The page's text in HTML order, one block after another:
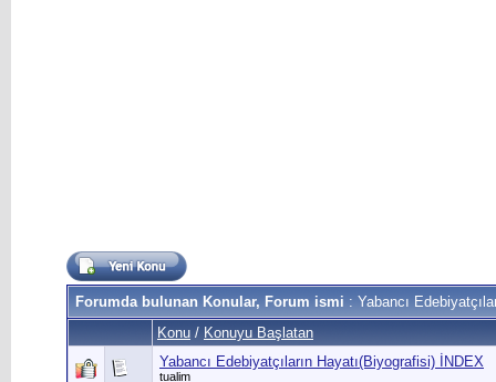
Forumda bulunan Konular, Forum ismi : Yabancı
Konu / Konuyu Başlatan
Yabancı Edebiyatçıların Hayatı(Biyografisi) İNDEX
tualim